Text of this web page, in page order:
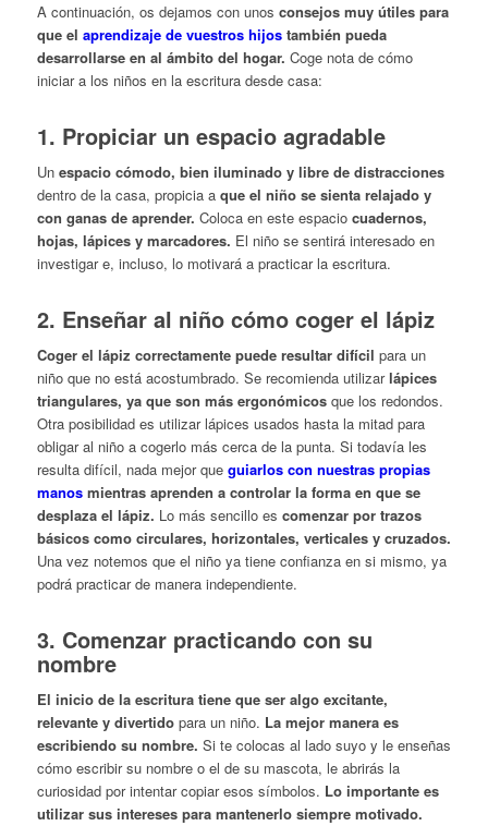
A continuación, os dejamos con unos consejos muy útiles para
que el aprendizaje de vuestros hijostambién pueda
desarrollarse en al ámbito del hogar. Coge nota de cómo
iniciar a los niños en la escritura desde casa:
1. Propiciar un espacio agradable
Un espacio cómodo, bien iluminado y libre de distracciones
dentro de la casa, propicia a que el niño se sienta relajado y
con ganas de aprender. Coloca en este espacio cuadernos,
hojas, lápices y marcadores. El niño se sentirá interesado en
investigar e, incluso, lo motivará a practicar la escritura.
2. Enseñar al niño cómo coger el lápiz
Coger el lápiz correctamente puede resultar difícil para un
niño que no está acostumbrado. Se recomienda utilizarlápices
triangulares, ya que son más ergonómicosque los redondos.
Otra posibilidad es utilizar lápices usados hasta la mitad para
obligar al niño a cogerlo más cerca de la punta. Si todavía les
resulta difícil, nada mejor que guiarlos con nuestras propias
manosmientras aprenden a controlar la forma en que se
desplaza el lápiz. Lo más sencillo es comenzar por trazos
básicos como circulares, horizontales, verticales y cruzados.
Una vez notemos que el niño ya tiene confianza en si mismo, ya
podrá practicar de manera independiente.
3. Comenzar practicando con su
nombre
El inicio de la escritura tiene que ser algo excitante,
relevante y divertidopara un niño. La mejor manera es
escribiendo su nombre. Si te colocas al lado suyo y le enseñas
cómo escribir su nombre o el de su mascota, le abrirás la
curiosidad por intentar copiar esos símbolos. Lo importante es
utilizar sus intereses para mantenerlo siempre motivado.